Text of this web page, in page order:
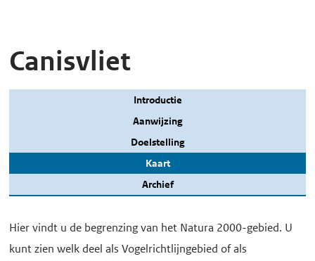
Canisvliet
Introductie
Aanwijzing
Doelstelling
Kaart
Archief
Hier vindt u de begrenzing van het Natura 2000-gebied. U
kunt zien welk deel als Vogelrichtlijngebied of als